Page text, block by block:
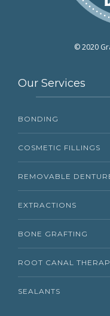
© 2020
Our Services
BONDING
COSMETIC FILLINGS
REMOVABLE
EXTRACTIONS
BONE GRAFTING
ROOT CANAL
SEALANTS